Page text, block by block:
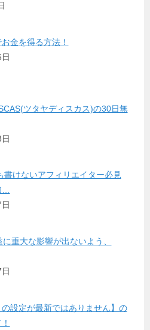
金を得る方法！
ツタヤディスカス)の30日無
書けないアフィリエイター必見
…
重大な影響が出ないよう、
の設定が最新ではありません】の